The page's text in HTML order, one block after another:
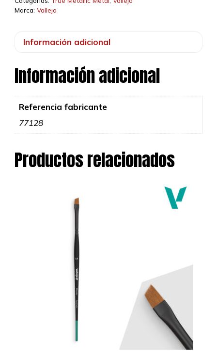
Marca: Vallejo
Información adicional
Información adicional
Referencia fabricante
77128
Productos relacionados